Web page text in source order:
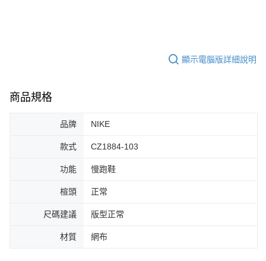
權轉讓予恩沛科技股份有限公司。
２．關於個人資料處理事宜，請瀏覽以下網址：
３．未成年的使用者請事先徵得法定代理人或監護人之同意方可使用
時審查核予不同之上限額度；若仍有額度不足之情形，本公司將視審查結果
５．嚴禁一人註冊多個帳號或使用他人資訊註冊。若發現惡意使用之情形，
恩沛科技股份有限公司將有權停止該用戶之使用額度並採取法律行動。
顯示電腦版詳細說明
商品規格
品牌 NIKE
款式 CZ1884-103
功能 慢跑鞋
楦頭 正常
尺碼建議 版型正常
材質 網布